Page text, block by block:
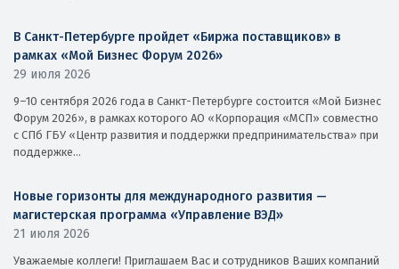
В Санкт-Петербурге пройдет «Биржа поставщиков» в
рамках «Мой Бизнес Форум 2026»
29 июля 2026
9–10 сентября 2026 года в Санкт-Петербурге состоится «Мой Бизнес
Форум 2026», в рамках которого АО «Корпорация «МСП» совместно
с СПб ГБУ «Центр развития и поддержки предпринимательства» при
поддержке...
Новые горизонты для международного развития —
магистерская программа «Управление ВЭД»
21 июля 2026
Уважаемые коллеги! Приглашаем Вас и сотрудников Ваших компаний